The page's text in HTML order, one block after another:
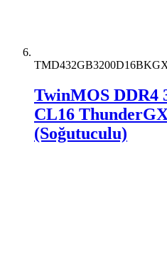
TwinMOS DDR4
CL16
(Soğutuculu)